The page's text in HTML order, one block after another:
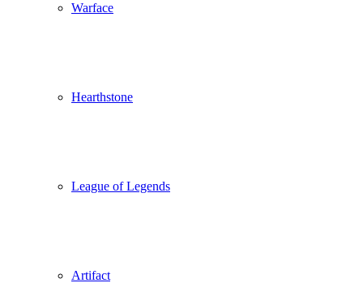
Warface
Hearthstone
League of Legends
Artifact